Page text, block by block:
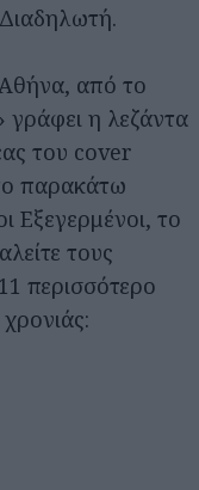
από το
η λεζάντα
του cover
παρακάτω
Εξεγερμένοι, το
τους
περισσότερο